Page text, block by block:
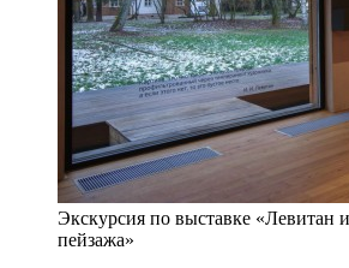
Экскурсия по выставке «Левитан
пейзажа»